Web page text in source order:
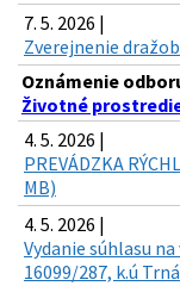
7. 5. 2026 |
Zverejnenie
Oznámenie
Životné
4. 5. 2026 |
PREVÁDZKA
MB)
4. 5. 2026 |
Vydanie súhlasu
16099/287, k.ú